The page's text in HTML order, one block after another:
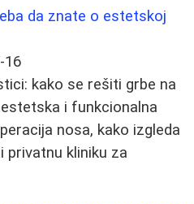
da znate o estetskoj
16
kako se rešiti grbe na
i funkcionalna
nosa, kako izgleda
privatnu kliniku za